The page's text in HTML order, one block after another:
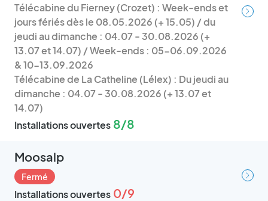
Télécabine du Fierney (Crozet) : Week-ends et
jours fériés dès le 08.05.2026 (+ 15.05) / du
jeudi au dimanche : 04.07 - 30.08.2026 (+
13.07 et 14.07) / Week-ends : 05-06.09.2026
& 10-13.09.2026
Télécabine de La Catheline (Lélex) : Du jeudi au
dimanche : 04.07 - 30.08.2026 (+ 13.07 et
14.07)
Installations ouvertes 8/8
Moosalp
Fermé
Installations ouvertes 0/9